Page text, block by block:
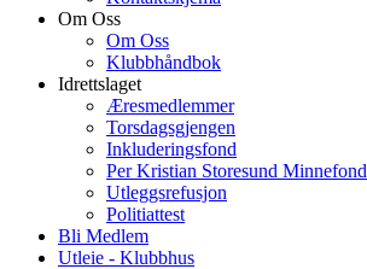
Om Oss
Om Oss
Klubbhåndbok
Idrettslaget
Æresmedlemmer
Torsdagsgjengen
Inkluderingsfond
Per Kristian Storesund Minnefond
Utleggsrefusjon
Politiattest
Bli Medlem
Utleie - Klubbhus